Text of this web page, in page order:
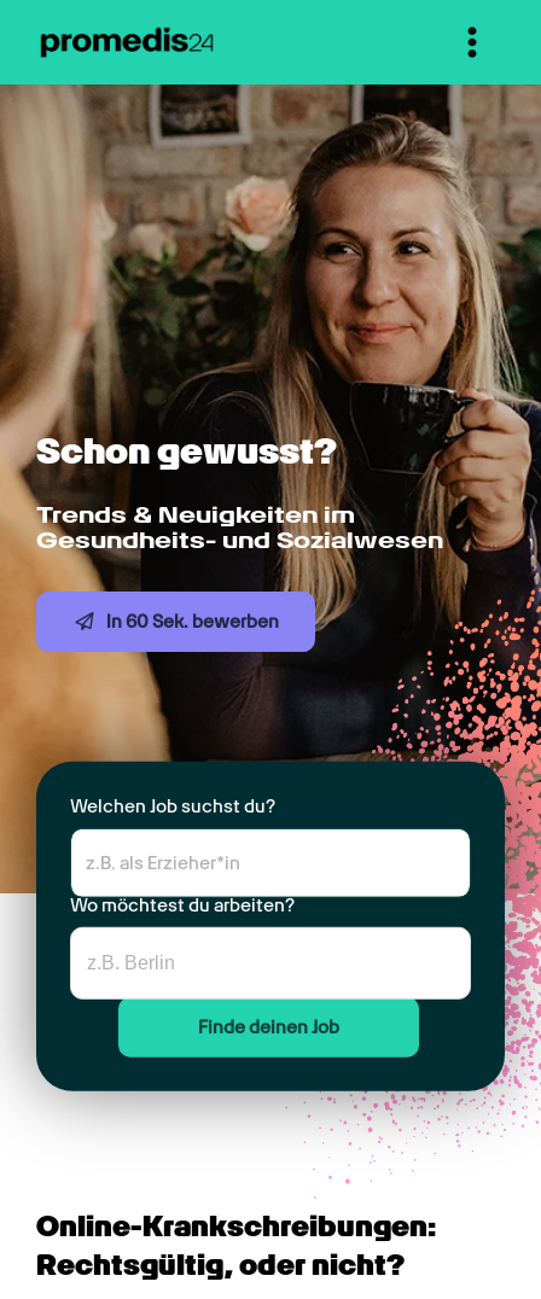
Schon gewusst?
Trends & Neuigkeiten im
Gesundheits- und Sozialwesen
In 60 Sek. bewerben
Welchen Job suchst du?
Wo möchtest du arbeiten?
Finde deinen Job
Online-Krankschreibungen:
Rechtsgültig, oder nicht?